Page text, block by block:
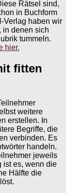
Rätsel sind,
in Buchform
Verlag haben wir
in denen sich
tummeln.
hier.
fitten
weitere
erstellen. In
Begriffe, die
verbinden. Es
handeln.
jeweils
ist es, wenn die
Hälfte die